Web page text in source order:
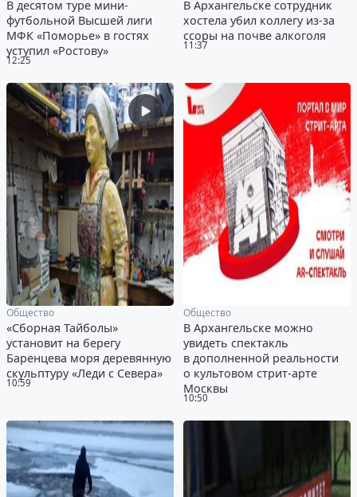
12:25
В десятом туре мини-
футбольной Высшей лиги
МФК «Поморье» в гостях
уступил «Ростову»
11:37
В Архангельске сотрудник
хостела убил коллегу из-за
ссоры на почве алкоголя
10:59
Общество
«Сборная Тайболы»
установит на берегу
Баренцева моря деревянную
скульптуру «Леди с Севера»
10:50
Общество
В Архангельске можно
увидеть спектакль
в дополненной реальности
о культовом стрит-арте
Москвы